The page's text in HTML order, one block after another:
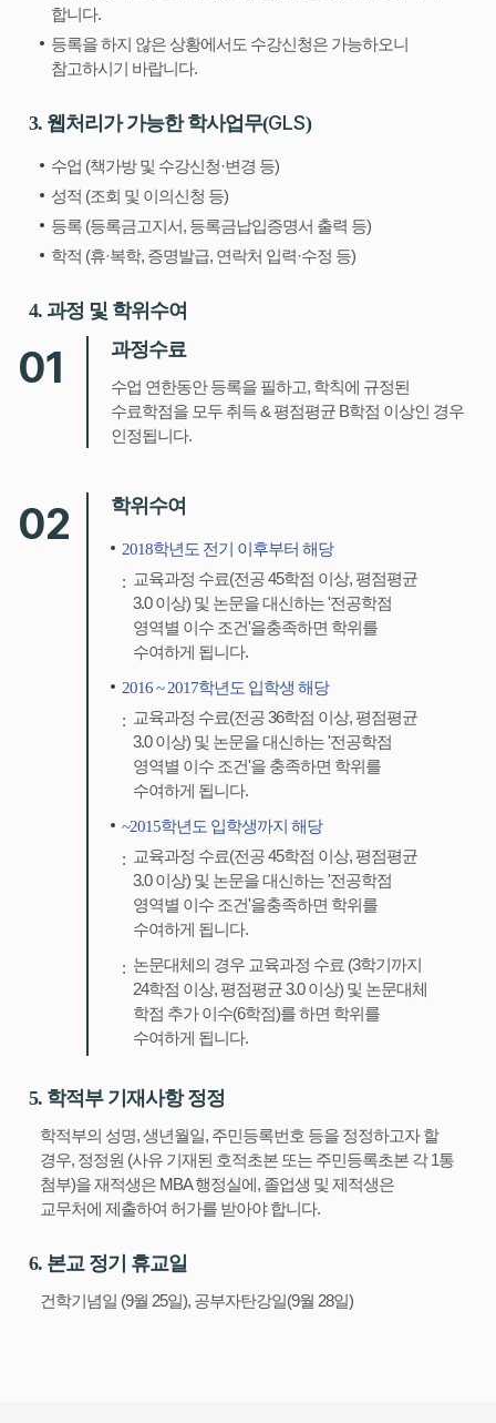
합니다.
등록을 하지 않은 상황에서도 수강신청은 가능하오니
참고하시기 바랍니다.
3. 웹처리가 가능한 학사업무(GLS)
수업 (책가방 및 수강신청·변경 등)
성적 (조회 및 이의신청 등)
등록 (등록금고지서, 등록금납입증명서 출력 등)
학적 (휴·복학, 증명발급, 연락처 입력·수정 등)
4. 과정 및 학위수여
01 과정수료
수업 연한동안 등록을 필하고, 학칙에 규정된
수료학점을 모두 취득 & 평점평균 B학점 이상인 경우
인정됩니다.
02 학위수여
2018학년도 전기 이후부터 해당
교육과정 수료(전공 45학점 이상, 평점평균
3.0 이상) 및 논문을 대신하는 '전공학점
영역별 이수 조건'을충족하면 학위를
수여하게 됩니다.
2016 ~ 2017학년도 입학생 해당
교육과정 수료(전공 36학점 이상, 평점평균
3.0 이상) 및 논문을 대신하는 '전공학점
영역별 이수 조건'을 충족하면 학위를
수여하게 됩니다.
~2015학년도 입학생까지 해당
교육과정 수료(전공 45학점 이상, 평점평균
3.0 이상) 및 논문을 대신하는 '전공학점
영역별 이수 조건'을충족하면 학위를
수여하게 됩니다.
논문대체의 경우 교육과정 수료 (3학기까지
24학점 이상, 평점평균 3.0 이상) 및 논문대체
학점 추가 이수(6학점)를 하면 학위를
수여하게 됩니다.
5. 학적부 기재사항 정정
학적부의 성명, 생년월일, 주민등록번호 등을 정정하고자 할
경우, 정정원 (사유 기재된 호적초본 또는 주민등록초본 각 1통
첨부)을 재적생은 MBA 행정실에, 졸업생 및 제적생은
교무처에 제출하여 허가를 받아야 합니다.
6. 본교 정기 휴교일
건학기념일 (9월 25일), 공부자탄강일(9월 28일)